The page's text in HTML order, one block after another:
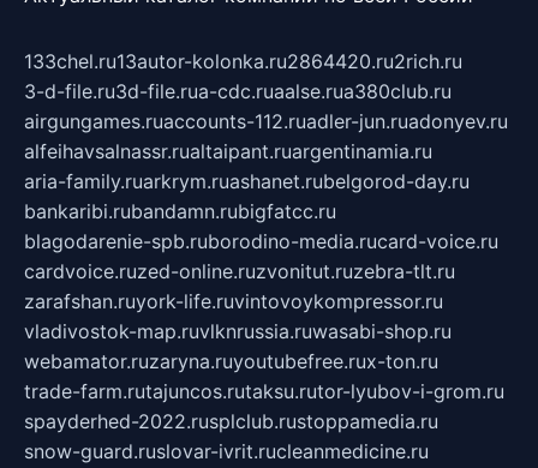
133chel.ru13autor-kolonka.ru2864420.ru2rich.ru
3-d-file.ru3d-file.rua-cdc.ruaalse.rua380club.ru
airgungames.ruaccounts-112.ruadler-jun.ruadonyev.ru
alfeihavsalnassr.rualtaipant.ruargentinamia.ru
aria-family.ruarkrym.ruashanet.rubelgorod-day.ru
bankaribi.rubandamn.rubigfatcc.ru
blagodarenie-spb.ruborodino-media.rucard-voice.ru
cardvoice.ruzed-online.ruzvonitut.ruzebra-tlt.ru
zarafshan.ruyork-life.ruvintovoykompressor.ru
vladivostok-map.ruvlknrussia.ruwasabi-shop.ru
webamator.ruzaryna.ruyoutubefree.rux-ton.ru
trade-farm.rutajuncos.rutaksu.rutor-lyubov-i-grom.ru
spayderhed-2022.rusplclub.rustoppamedia.ru
snow-guard.ruslovar-ivrit.rucleanmedicine.ru